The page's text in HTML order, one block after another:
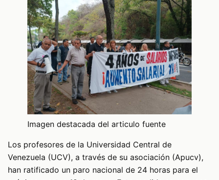
Imagen destacada del articulo fuente
Los profesores de la Universidad Central de
Venezuela (UCV), a través de su asociación (Apucv),
han ratificado un paro nacional de 24 horas para el